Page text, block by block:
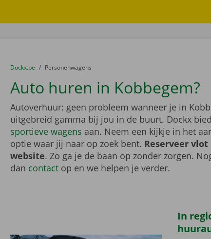
U bevindt zich hier:
van
Dockx.be naar
Personenwagens
Auto huren in Kobbegem?
Autoverhuur: geen probleem wanneer je in
uitgebreid gamma bij jou in de buurt. Dockx
sportieve wagens aan. Neem een kijkje in het
optie waar jij naar op zoek bent. Reserveer
website. Zo ga je de baan op zonder zorgen.
dan contactop en we helpen je verder.
In